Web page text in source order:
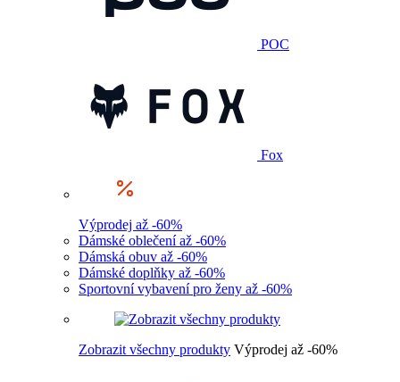
POC
Fox
Výprodej až -60%
Dámské oblečení až -60%
Dámská obuv až -60%
Dámské doplňky až -60%
Sportovní vybavení pro ženy až -60%
Zobrazit všechny produkty Výprodej až -60%